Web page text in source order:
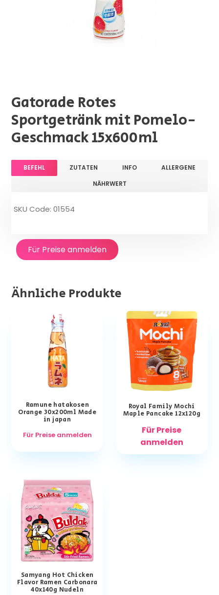
Gatorade Rotes
Sportgetränk mit Pomelo-
Geschmack 15x600ml
BEFEHL ZUTATEN INFO
ALLERGENE
NÄHRWERT
SKU Code: 01554
Für Preise anmelden
Ähnliche Produkte
Ramune hatakosen
Orange 30x200ml Made
in japan
Für Preise anmelden
Royal Family Mochi
Maple Pancake 12x120g
Für Preise
anmelden
Samyang Hot Chicken
Flavor Ramen Carbonara
40x140g Nudeln